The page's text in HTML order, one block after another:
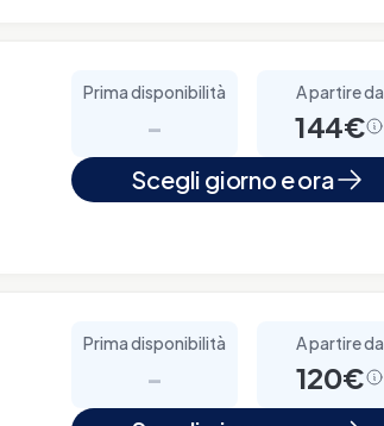
Prima disponibilità
-
A partire da
144€
Scegli giorno e ora
Prima disponibilità
-
A partire da
120€